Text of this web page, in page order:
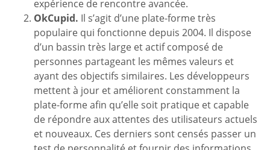
expérience de rencontre avancée.
OkCupid. Il s’agit d’une plate-forme très
populaire qui fonctionne depuis 2004. Il dispose
d’un bassin très large et actif composé de
personnes partageant les mêmes valeurs et
ayant des objectifs similaires. Les développeurs
mettent à jour et améliorent constamment la
plate-forme afin qu’elle soit pratique et capable
de répondre aux attentes des utilisateurs actuels
et nouveaux. Ces derniers sont censés passer un